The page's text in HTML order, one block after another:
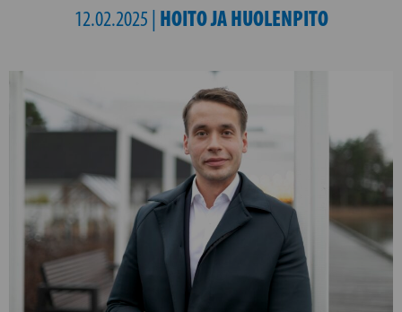
12.02.2025 | HOITO JA HUOLENPITO